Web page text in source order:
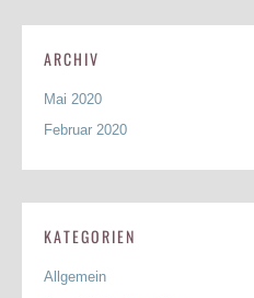
ARCHIV
Mai 2020
Februar 2020
KATEGORIEN
Allgemein